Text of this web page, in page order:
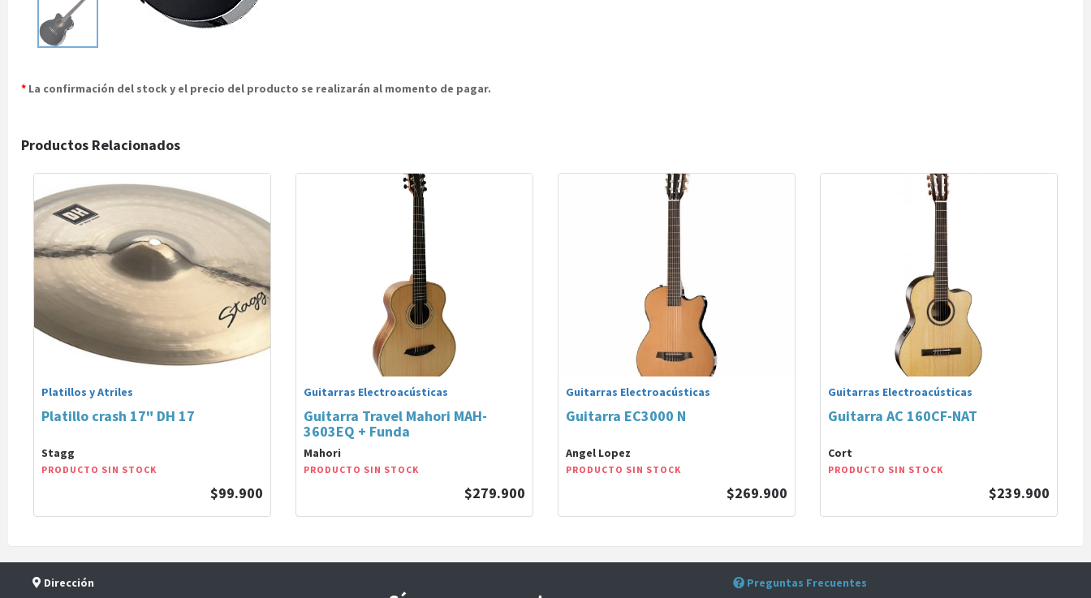
* La confirmación del stock y el precio del producto se realizarán al momento de pagar.
Productos Relacionados
Platillos y Atriles
Platillo crash 17" DH 17
Stagg
PRODUCTO SIN STOCK
$99.900
Guitarras Electroacústicas
Guitarra Travel Mahori MAH-
3603EQ + Funda
Mahori
PRODUCTO SIN STOCK
$279.900
Guitarras Electroacústicas
Guitarra EC3000 N
Angel Lopez
PRODUCTO SIN STOCK
$269.900
Guitarras Electroacústicas
Guitarra AC 160CF-NAT
Cort
PRODUCTO SIN STOCK
$239.900
Dirección Preguntas Frecuentes